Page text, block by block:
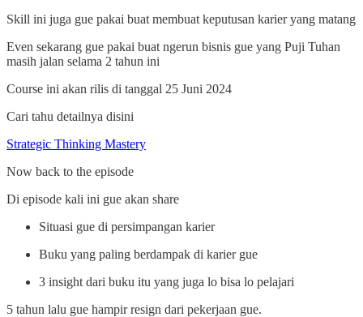
Skill ini juga gue pakai buat membuat keputusan karier yang matang
Even sekarang gue pakai buat ngerun bisnis gue yang Puji Tuhan
masih jalan selama 2 tahun ini
Course ini akan rilis di tanggal 25 Juni 2024
Cari tahu detailnya disini
Strategic Thinking Mastery
Now back to the episode
Di episode kali ini gue akan share
Situasi gue di persimpangan karier
Buku yang paling berdampak di karier gue
3 insight dari buku itu yang juga lo bisa lo pelajari
5 tahun lalu gue hampir resign dari pekerjaan gue.